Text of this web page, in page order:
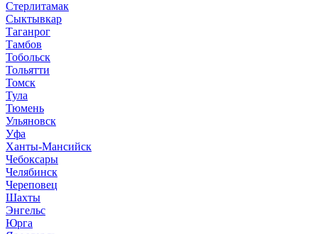
Стерлитамак
Сыктывкар
Таганрог
Тамбов
Тобольск
Тольятти
Томск
Тула
Тюмень
Ульяновск
Уфа
Ханты-Мансийск
Чебоксары
Челябинск
Череповец
Шахты
Энгельс
Юрга